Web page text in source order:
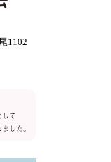
1102